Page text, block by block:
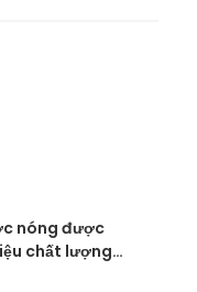
nóng được
chất lượng